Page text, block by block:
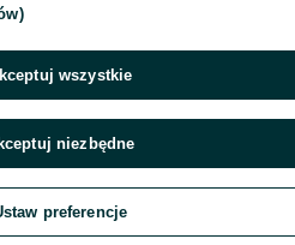
wszystkie
niezbędne
preferencje